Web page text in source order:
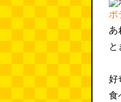
ポ
あ
と
好
食